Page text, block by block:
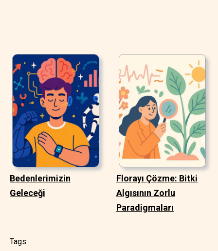
Bedenlerimizin
Geleceği
Florayı Çözme: Bitki
Algısının Zorlu
Paradigmaları
Tags: